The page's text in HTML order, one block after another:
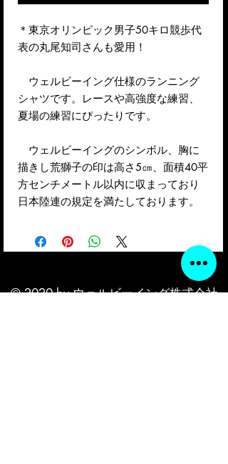
＊東京オリンピック男子50キロ競歩代
表の丸尾知司さんも愛用！
ウェルビーイング仕様のランニング
シャツです。レースや高強度な練習、
夏場の練習にぴったりです。
ウェルビーイングのシンボル、胸に
描きし荒獅子の印は高さ5㎝、面積40平
方センチメートル以内に収まっており
日本陸連の規定を満たしております。
© 2020 by ウェルビーイング株式会社